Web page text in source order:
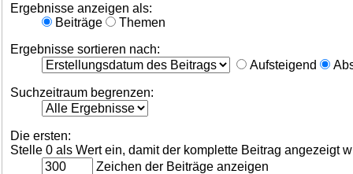
Ergebnisse anzeigen als:
Beiträge
Themen
Ergebnisse sortieren nach:
Aufsteigend
Suchzeitraum begrenzen:
Die ersten:
Stelle 0 als Wert ein, damit der komplette Beitrag angezeigt
Zeichen der Beiträge anzeigen